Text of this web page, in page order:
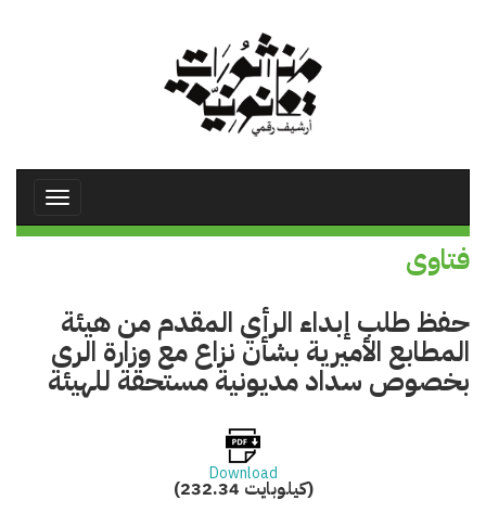
Toggle
فتاوى
حفظ طلب إبداء الرأي المقدم من هيئة
المطابع الأميرية بشأن نزاع مع وزارة الرى
بخصوص سداد مديونية مستحقة للهيئة
Download
(232.34 كيلوبايت)